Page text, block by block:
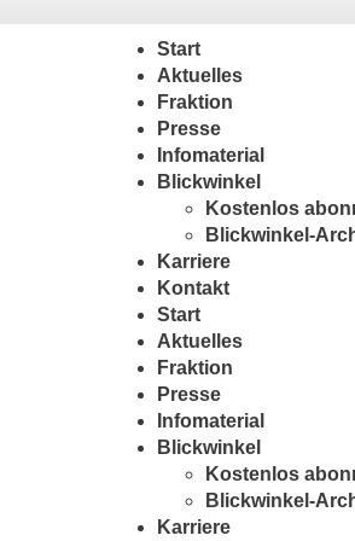
Start
Aktuelles
Fraktion
Presse
Infomaterial
Blickwinkel
Kostenlos
Blickwinkel-
Karriere
Kontakt
Start
Aktuelles
Fraktion
Presse
Infomaterial
Blickwinkel
Kostenlos
Blickwinkel-
Karriere